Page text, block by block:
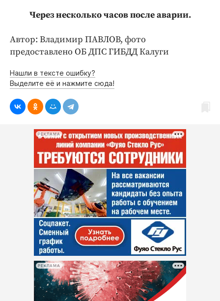
Через несколько часов после аварии.
Автор: Владимир ПАВЛОВ, фото
предоставлено ОБ ДПС ГИБДД Калуги
Нашли в тексте ошибку?
Выделите её и нажмите сюда!
РЕКЛАМА
РЕКЛАМА